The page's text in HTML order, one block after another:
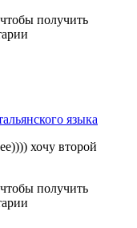
получить
языка
хочу второй
получить